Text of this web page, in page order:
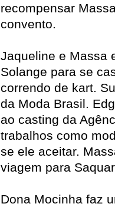
recompensar
convento.
Jaqueline e Massa
Solange para se
correndo de kart.
da Moda Brasil.
ao casting da
trabalhos como
se ele aceitar.
viagem para
Dona Mocinha faz